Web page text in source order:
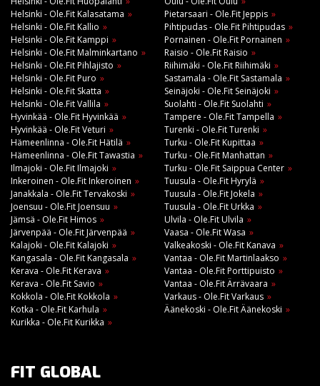
Helsinki - Ole.Fit Kalasatama
Helsinki - Ole.Fit Kallio
Helsinki - Ole.Fit Kamppi
Helsinki - Ole.Fit Malminkartano
Helsinki - Ole.Fit Pihlajisto
Helsinki - Ole.Fit Puro
Helsinki - Ole.Fit Skatta
Helsinki - Ole.Fit Vallila
Hyvinkää - Ole.Fit Hyvinkää
Hyvinkää - Ole.Fit Veturi
Hämeenlinna - Ole.Fit Hätilä
Hämeenlinna - Ole.Fit Tawastia
Ilmajoki - Ole.Fit Ilmajoki
Inkeroinen - Ole.Fit Inkeroinen
Janakkala - Ole.Fit Tervakoski
Joensuu - Ole.Fit Joensuu
Jämsä - Ole.Fit Himos
Järvenpää - Ole.Fit Järvenpää
Kalajoki - Ole.Fit Kalajoki
Kangasala - Ole.Fit Kangasala
Kerava - Ole.Fit Kerava
Kerava - Ole.Fit Savio
Kokkola - Ole.Fit Kokkola
Kotka - Ole.Fit Karhula
Kurikka - Ole.Fit Kurikka
Pietarsaari - Ole.Fit Jeppis
Pihtipudas - Ole.Fit Pihtipudas
Pornainen - Ole.Fit Pornainen
Raisio - Ole.Fit Raisio
Riihimäki - Ole.Fit Riihimäki
Sastamala - Ole.Fit Sastamala
Seinäjoki - Ole.Fit Seinäjoki
Suolahti - Ole.Fit Suolahti
Tampere - Ole.Fit Tampella
Turenki - Ole.Fit Turenki
Turku - Ole.Fit Kupittaa
Turku - Ole.Fit Manhattan
Turku - Ole.Fit Saippua Center
Tuusula - Ole.Fit Hyrylä
Tuusula - Ole.Fit Jokela
Tuusula - Ole.Fit Urkka
Ulvila - Ole.Fit Ulvila
Vaasa - Ole.Fit Wasa
Valkeakoski - Ole.Fit Kanava
Vantaa - Ole.Fit Martinlaakso
Vantaa - Ole.Fit Porttipuisto
Vantaa - Ole.Fit Ärrävaara
Varkaus - Ole.Fit Varkaus
Äänekoski - Ole.Fit Äänekoski
FIT GLOBAL